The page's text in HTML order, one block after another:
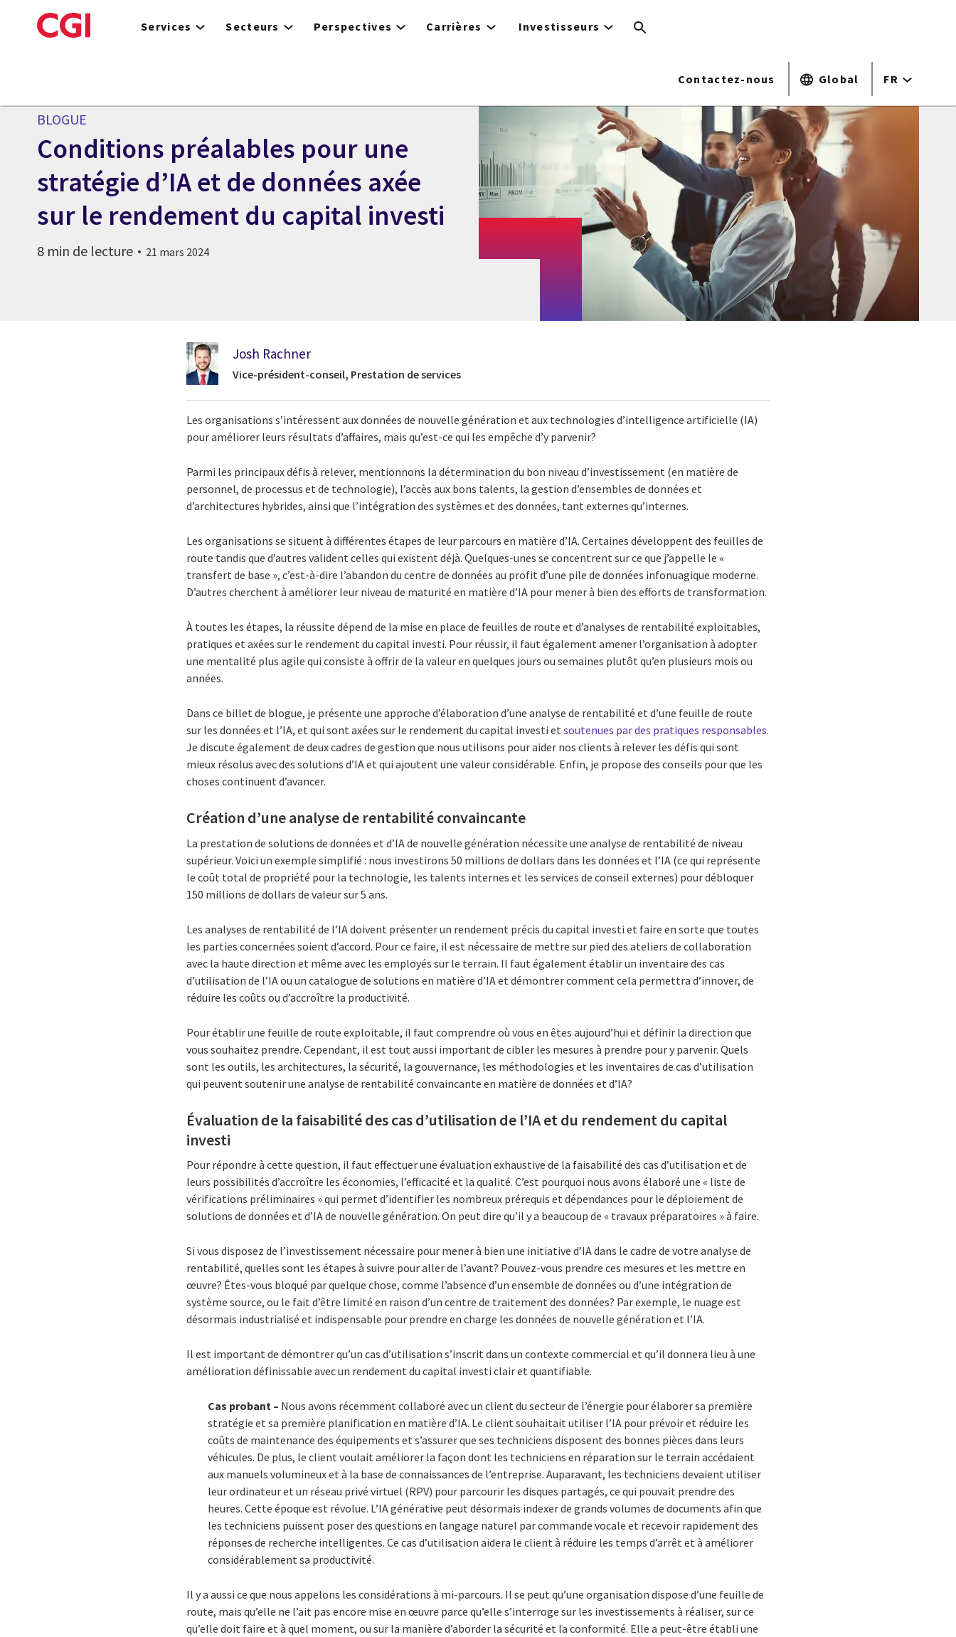
to
Services Secteurs Perspectives Carrières Investisseurs
Contactez-nous Global FR
BLOGUE
Conditions préalables pour une
stratégie d’IA et de données axée
sur le rendement du capital investi
8 min de lecture 21 mars 2024
Josh Rachner
Vice-président-conseil, Prestation de services
Les organisations s’intéressent aux données de nouvelle génération et aux technologies d’intelligence artificielle (IA)
pour améliorer leurs résultats d’affaires, mais qu’est-ce qui les empêche d’y parvenir?
Parmi les principaux défis à relever, mentionnons la détermination du bon niveau d’investissement (en matière de
personnel, de processus et de technologie), l’accès aux bons talents, la gestion d’ensembles de données et
d’architectures hybrides, ainsi que l’intégration des systèmes et des données, tant externes qu’internes.
Les organisations se situent à différentes étapes de leur parcours en matière d’IA. Certaines développent des feuilles de
route tandis que d’autres valident celles qui existent déjà. Quelques-unes se concentrent sur ce que j’appelle le «
transfert de base », c’est-à-dire l’abandon du centre de données au profit d’une pile de données infonuagique moderne.
D’autres cherchent à améliorer leur niveau de maturité en matière d’IA pour mener à bien des efforts de transformation.
À toutes les étapes, la réussite dépend de la mise en place de feuilles de route et d’analyses de rentabilité exploitables,
pratiques et axées sur le rendement du capital investi. Pour réussir, il faut également amener l’organisation à adopter
une mentalité plus agile qui consiste à offrir de la valeur en quelques jours ou semaines plutôt qu’en plusieurs mois ou
années.
Dans ce billet de blogue, je présente une approche d’élaboration d’une analyse de rentabilité et d’une feuille de route
sur les données et l’IA, et qui sont axées sur le rendement du capital investi etsoutenues par des pratiques responsables.
Je discute également de deux cadres de gestion que nous utilisons pour aider nos clients à relever les défis qui sont
mieux résolus avec des solutions d’IA et qui ajoutent une valeur considérable. Enfin, je propose des conseils pour que les
choses continuent d’avancer.
Création d’une analyse de rentabilité convaincante
La prestation de solutions de données et d’IA de nouvelle génération nécessite une analyse de rentabilité de niveau
supérieur. Voici un exemple simplifié : nous investirons 50 millions de dollars dans les données et l’IA (ce qui représente
le coût total de propriété pour la technologie, les talents internes et les services de conseil externes) pour débloquer
150 millions de dollars de valeur sur 5 ans.
Les analyses de rentabilité de l’IA doivent présenter un rendement précis du capital investi et faire en sorte que toutes
les parties concernées soient d’accord. Pour ce faire, il est nécessaire de mettre sur pied des ateliers de collaboration
avec la haute direction et même avec les employés sur le terrain. Il faut également établir un inventaire des cas
d’utilisation de l’IA ou un catalogue de solutions en matière d’IA et démontrer comment cela permettra d’innover, de
réduire les coûts ou d’accroître la productivité.
Pour établir une feuille de route exploitable, il faut comprendre où vous en êtes aujourd’hui et définir la direction que
vous souhaitez prendre. Cependant, il est tout aussi important de cibler les mesures à prendre pour y parvenir. Quels
sont les outils, les architectures, la sécurité, la gouvernance, les méthodologies et les inventaires de cas d’utilisation
qui peuvent soutenir une analyse de rentabilité convaincante en matière de données et d’IA?
Évaluation de la faisabilité des cas d’utilisation de l’IA et du rendement du capital
investi
Pour répondre à cette question, il faut effectuer une évaluation exhaustive de la faisabilité des cas d’utilisation et de
leurs possibilités d’accroître les économies, l’efficacité et la qualité. C’est pourquoi nous avons élaboré une « liste de
vérifications préliminaires » qui permet d’identifier les nombreux prérequis et dépendances pour le déploiement de
solutions de données et d’IA de nouvelle génération. On peut dire qu’il y a beaucoup de « travaux préparatoires » à faire.
Si vous disposez de l’investissement nécessaire pour mener à bien une initiative d’IA dans le cadre de votre analyse de
rentabilité, quelles sont les étapes à suivre pour aller de l’avant? Pouvez-vous prendre ces mesures et les mettre en
œuvre? Êtes-vous bloqué par quelque chose, comme l’absence d’un ensemble de données ou d’une intégration de
système source, ou le fait d’être limité en raison d’un centre de traitement des données? Par exemple, le nuage est
désormais industrialisé et indispensable pour prendre en charge les données de nouvelle génération et l’IA.
Il est important de démontrer qu’un cas d’utilisation s’inscrit dans un contexte commercial et qu’il donnera lieu à une
amélioration définissable avec un rendement du capital investi clair et quantifiable.
Cas probant – Nous avons récemment collaboré avec un client du secteur de l’énergie pour élaborer sa première
stratégie et sa première planification en matière d’IA. Le client souhaitait utiliser l’IA pour prévoir et réduire les
coûts de maintenance des équipements et s’assurer que ses techniciens disposent des bonnes pièces dans leurs
véhicules. De plus, le client voulait améliorer la façon dont les techniciens en réparation sur le terrain accédaient
aux manuels volumineux et à la base de connaissances de l’entreprise. Auparavant, les techniciens devaient utiliser
leur ordinateur et un réseau privé virtuel (RPV) pour parcourir les disques partagés, ce qui pouvait prendre des
heures. Cette époque est révolue. L’IA générative peut désormais indexer de grands volumes de documents afin que
les techniciens puissent poser des questions en langage naturel par commande vocale et recevoir rapidement des
réponses de recherche intelligentes. Ce cas d’utilisation aidera le client à réduire les temps d’arrêt et à améliorer
considérablement sa productivité.
Il y a aussi ce que nous appelons les considérations à mi-parcours. Il se peut qu’une organisation dispose d’une feuille de
route, mais qu’elle ne l’ait pas encore mise en œuvre parce qu’elle s’interroge sur les investissements à réaliser, sur ce
qu’elle doit faire et à quel moment, ou sur la manière d’aborder la sécurité et la conformité. Elle a peut-être établi une